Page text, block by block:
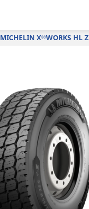
MICHELIN X®WORKS HL Z